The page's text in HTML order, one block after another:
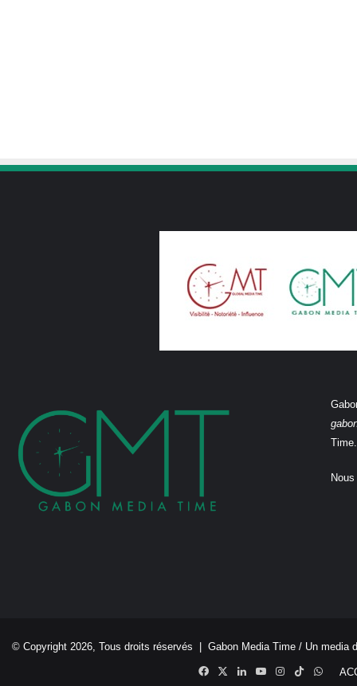
Time.
© Copyright 2026, Tous droits réservés | Gabon Media Time / Un media
Facebook
X LinkedinYouTubeInstagram
TikTok